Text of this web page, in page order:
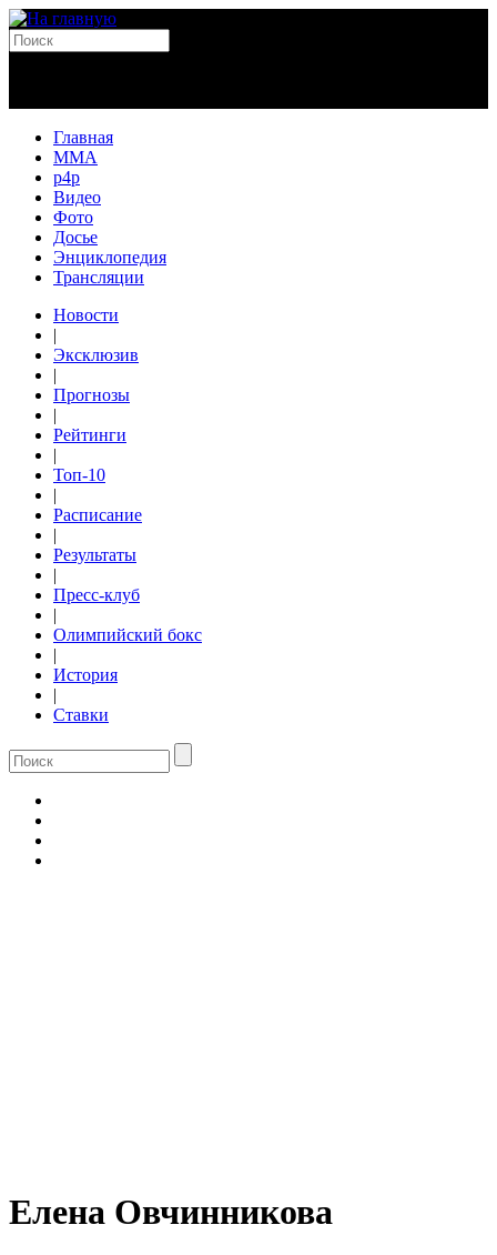
Главная
MMA
p4p
Видео
Фото
Досье
Энциклопедия
Трансляции
Новости
|
Эксклюзив
|
Прогнозы
|
Рейтинги
|
Топ-10
|
Расписание
|
Результаты
|
Пресс-клуб
|
Олимпийский бокс
|
История
|
Ставки
Елена Овчинникова